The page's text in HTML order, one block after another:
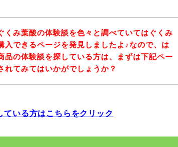
くみ葉酸の体験談を色々と調べていてはぐくみ
入できるページを発見しましたよ♪なので、は
品の体験談を探している方は、まずは下記ペー
れてみてはいかがでしょうか？
いる方はこちらをクリック